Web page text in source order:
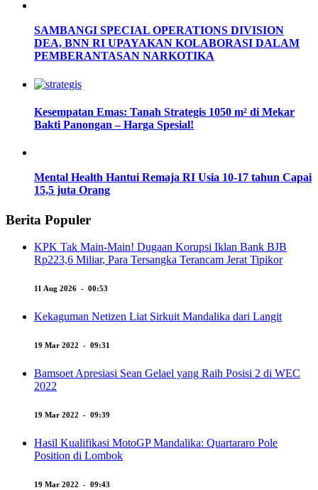
SAMBANGI SPECIAL OPERATIONS DIVISION
DEA, BNN RI UPAYAKAN KOLABORASI DALAM
PEMBERANTASAN NARKOTIKA
Kesempatan Emas: Tanah Strategis 1050 m² di Mekar
Bakti Panongan – Harga Spesial!
Mental Health Hantui Remaja RI Usia 10-17 tahun Capai
15,5 juta Orang
Berita Populer
KPK Tak Main-Main! Dugaan Korupsi Iklan Bank BJB
Rp223,6 Miliar, Para Tersangka Terancam Jerat Tipikor
11 Aug 2026 - 00:53
Kekaguman Netizen Liat Sirkuit Mandalika dari Langit
19 Mar 2022 - 09:31
Bamsoet Apresiasi Sean Gelael yang Raih Posisi 2 di WEC
2022
19 Mar 2022 - 09:39
Hasil Kualifikasi MotoGP Mandalika: Quartararo Pole
Position di Lombok
19 Mar 2022 - 09:43